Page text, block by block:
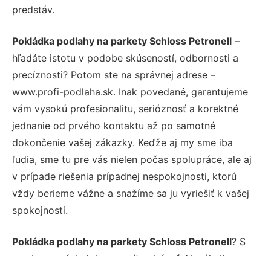
predstáv.
Pokládka podlahy na parkety Schloss Petronell –
hľadáte istotu v podobe skúseností, odbornosti a
precíznosti? Potom ste na správnej adrese –
www.profi-podlaha.sk. Inak povedané, garantujeme
vám vysokú profesionalitu, serióznosť a korektné
jednanie od prvého kontaktu až po samotné
dokončenie vašej zákazky. Keďže aj my sme iba
ľudia, sme tu pre vás nielen počas spolupráce, ale aj
v prípade riešenia prípadnej nespokojnosti, ktorú
vždy berieme vážne a snažíme sa ju vyriešiť k vašej
spokojnosti.
Pokládka podlahy na parkety Schloss Petronell? S